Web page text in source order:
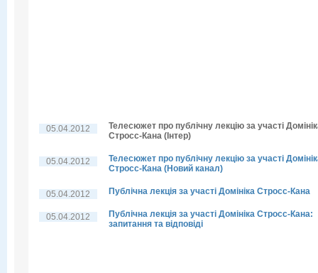
05.04.2012
Телесюжет про публічну лекцію за участі
Стросс-Кана (Інтер)
05.04.2012
Телесюжет про публічну лекцію за участі
Стросс-Кана (Новий канал)
05.04.2012 Публічна лекція за участі Домініка Стросс-Кана
05.04.2012
Публічна лекція за участі Домініка Стросс-Кана:
запитання та відповіді